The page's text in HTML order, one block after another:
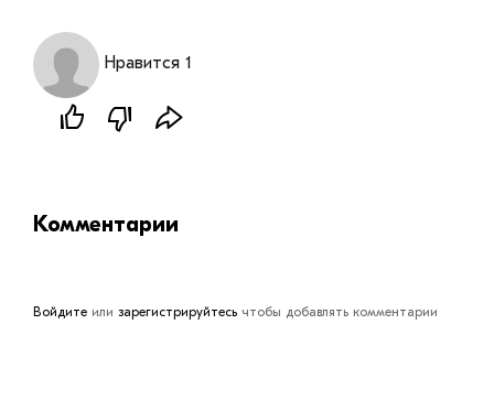
Нравится 1
Комментарии
Войдите или зарегистрируйтесь чтобы добавлять комментарии